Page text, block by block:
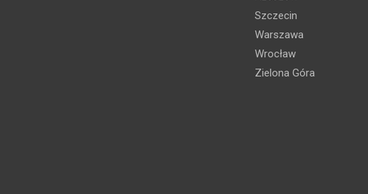
Szczecin
Warszawa
Wrocław
Zielona Góra